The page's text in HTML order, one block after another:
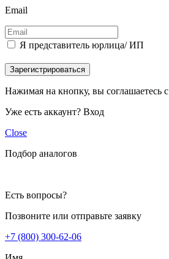
Email
Я представитель юрлица/ ИП
Зарегистрироваться
Нажимая на кнопку, вы соглашаетесь с
Уже есть аккаунт? Вход
Close
Подбор аналогов
Есть вопросы?
Позвоните или отправьте заявку
+7 (800) 300-62-06